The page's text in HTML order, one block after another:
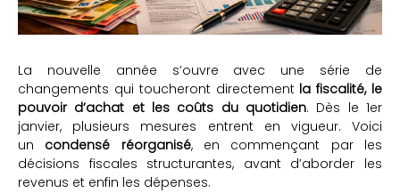
La nouvelle année s’ouvre avec une série de
changements qui toucheront directement la fiscalité, le
pouvoir d’achat et les coûts du quotidien. Dès le 1er
janvier, plusieurs mesures entrent en vigueur. Voici
un condensé réorganisé, en commençant par les
décisions fiscales structurantes, avant d’aborder les
revenus et enfin les dépenses.